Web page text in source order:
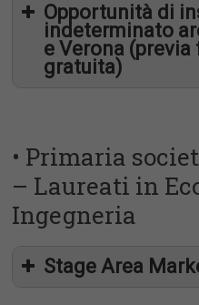
Opportunità di
indeterminato
e Verona
gratuita)
• Primaria
– Laureati in
Ingegneria
Stage Area